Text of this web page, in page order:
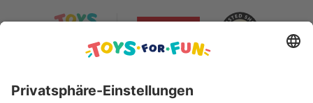
Sicher bezahlen mit: